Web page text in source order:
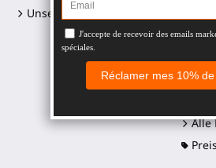
Unsere Einzelhändler
Alle